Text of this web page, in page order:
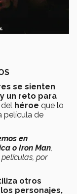
se sienten
un reto para
del héroe que lo
película de
en
o Iron Man,
por
otros
personajes,